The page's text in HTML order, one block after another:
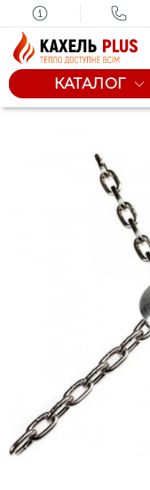
КАТАЛОГ